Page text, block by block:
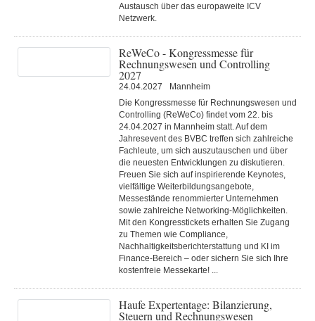
Austausch über das europaweite ICV
Netzwerk.
ReWeCo - Kongressmesse für
Rechnungswesen und Controlling
2027
24.04.2027
Mannheim
Die Kongressmesse für Rechnungswesen und
Controlling (ReWeCo) findet vom 22. bis
24.04.2027 in Mannheim statt. Auf dem
Jahresevent des BVBC treffen sich zahlreiche
Fachleute, um sich auszutauschen und über
die neuesten Entwicklungen zu diskutieren.
Freuen Sie sich auf inspirierende Keynotes,
vielfältige Weiterbildungsangebote,
Messestände renommierter Unternehmen
sowie zahlreiche Networking-Möglichkeiten.
Mit den Kongresstickets erhalten Sie Zugang
zu Themen wie Compliance,
Nachhaltigkeitsberichterstattung und KI im
Finance-Bereich – oder sichern Sie sich Ihre
kostenfreie Messekarte! ...
Haufe Expertentage: Bilanzierung,
Steuern und Rechnungswesen